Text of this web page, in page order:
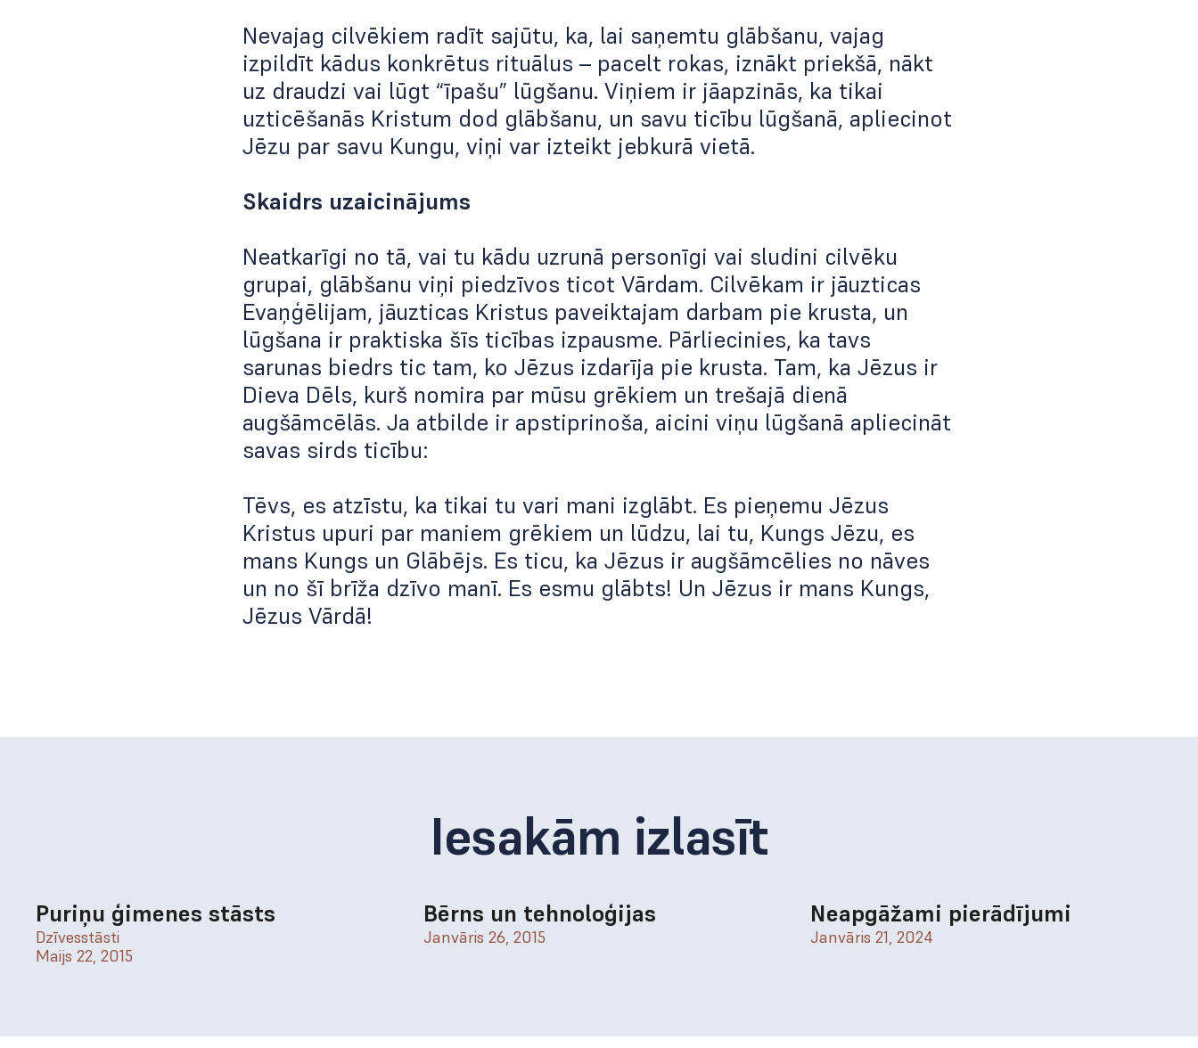
Nevajag cilvēkiem radīt sajūtu, ka, lai saņemtu glābšanu, vajag
izpildīt kādus konkrētus rituālus – pacelt rokas, iznākt priekšā, nākt
uz draudzi vai lūgt “īpašu” lūgšanu. Viņiem ir jāapzinās, ka tikai
uzticēšanās Kristum dod glābšanu, un savu ticību lūgšanā, apliecinot
Jēzu par savu Kungu, viņi var izteikt jebkurā vietā.
Skaidrs uzaicinājums
Neatkarīgi no tā, vai tu kādu uzrunā personīgi vai sludini cilvēku
grupai, glābšanu viņi piedzīvos ticot Vārdam. Cilvēkam ir jāuzticas
Evaņģēlijam, jāuzticas Kristus paveiktajam darbam pie krusta, un
lūgšana ir praktiska šīs ticības izpausme. Pārliecinies, ka tavs
sarunas biedrs tic tam, ko Jēzus izdarīja pie krusta. Tam, ka Jēzus ir
Dieva Dēls, kurš nomira par mūsu grēkiem un trešajā dienā
augšāmcēlās. Ja atbilde ir apstiprinoša, aicini viņu lūgšanā apliecināt
savas sirds ticību:
Tēvs, es atzīstu, ka tikai tu vari mani izglābt. Es pieņemu Jēzus
Kristus upuri par maniem grēkiem un lūdzu, lai tu, Kungs Jēzu, es
mans Kungs un Glābējs. Es ticu, ka Jēzus ir augšāmcēlies no nāves
un no šī brīža dzīvo manī. Es esmu glābts! Un Jēzus ir mans Kungs,
Jēzus Vārdā!
Iesakām izlasīt
Puriņu ģimenes stāsts
Dzīvesstāsti
Maijs 22, 2015
Bērns un tehnoloģijas
Janvāris 26, 2015
Neapgāžami pierādījumi
Janvāris 21, 2024